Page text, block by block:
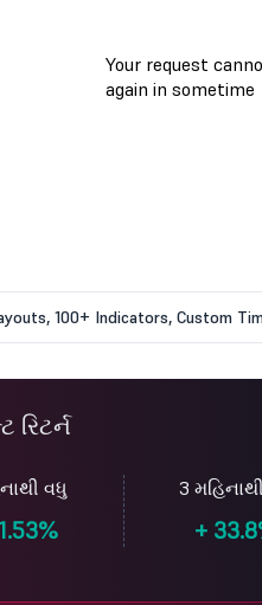
100+ Indicators, Custom
રિટર્ન
વધુ 3
+